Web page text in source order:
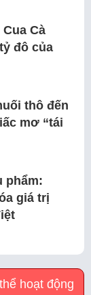
Cà
đô của
thô đến
mơ “tái
phẩm:
giá trị
hoạt động